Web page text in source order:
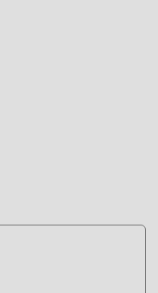
permite comunicarse y
los juegos de la
está esperando?
educational con
único, y sus
fanáticos, y